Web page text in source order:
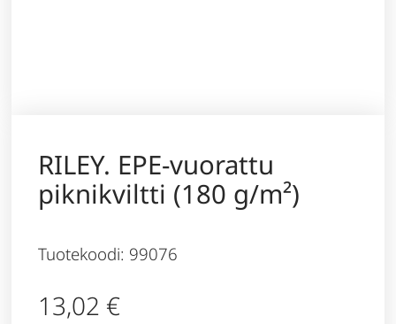
RILEY. EPE-vuorattu
piknikviltti (180 g/m²)
Tuotekoodi: 99076
13,02 €